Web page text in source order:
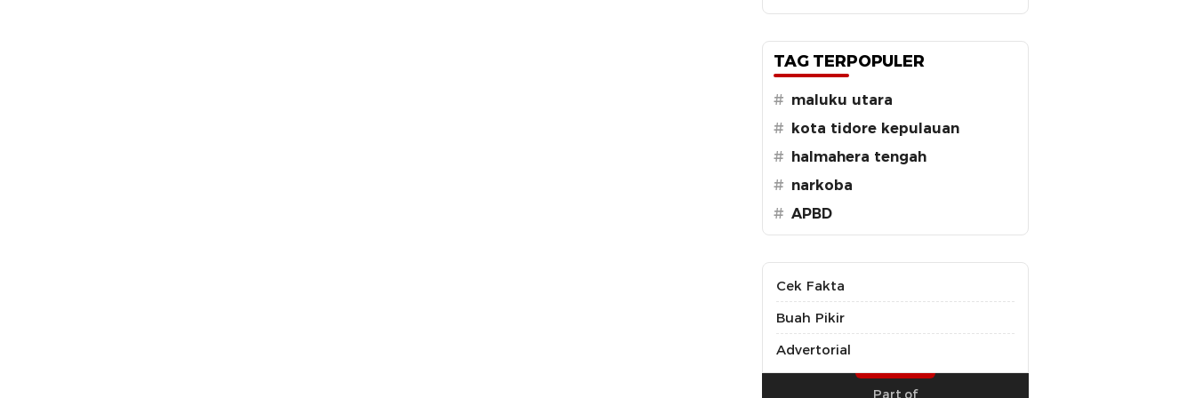
TAG TERPOPULER
# maluku utara
#
kota tidore kepulauan
#
halmahera tengah
# narkoba
# APBD
Cek Fakta
Buah Pikir
Advertorial